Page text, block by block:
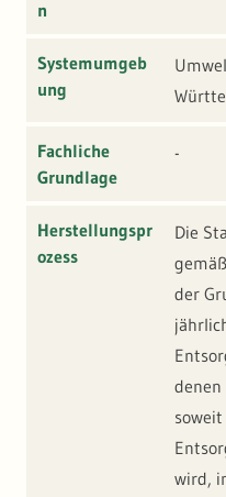
n
Systemumgeb
ung
Fachliche
Grundlage
-
Herstellungspr
ozess
Die
der
denen
wird,